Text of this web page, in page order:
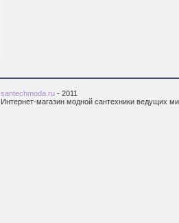
santechmoda.ru - 2011
Интернет-магазин модной сантехники ведущих